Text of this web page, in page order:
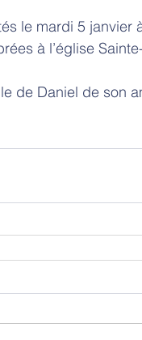
le mardi 5 janvier
à l’église
de Daniel de son